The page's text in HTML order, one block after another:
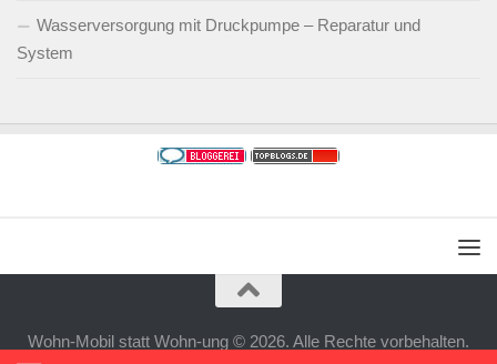
Wasserversorgung mit Druckpumpe – Reparatur und
System
Wohn-Mobil statt Wohn-ung © 2026. Alle Rechte vorbehalten.